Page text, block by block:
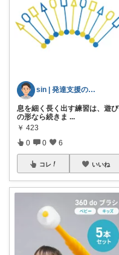
sin | 発達支援の道具箱
息を細く長く出す練習は、遊び
の形なら続きま ...
￥ 423
0 0 6
コレ いいね